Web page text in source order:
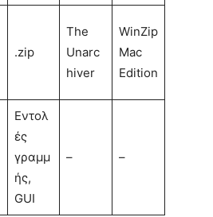
.zip
The
Unarc
hiver
WinZip
Mac
Edition
Εντολ
ές
γραμμ
ής,
GUI
– –